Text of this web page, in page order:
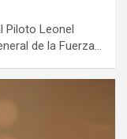
Piloto Leonel
de la Fuerza…